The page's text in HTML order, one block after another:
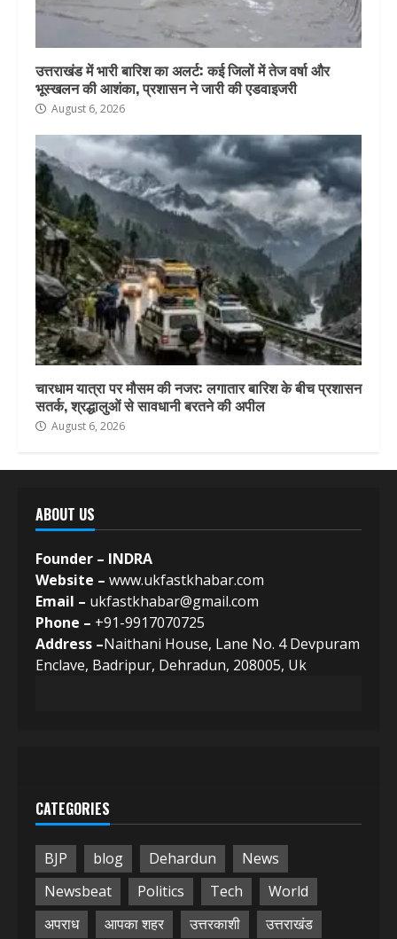
उत्तराखंड में भारी बारिश का अलर्ट: कई जिलों में तेज वर्षा और
भूस्खलन की आशंका, प्रशासन ने जारी की एडवाइजरी
August 6, 2026
चारधाम यात्रा पर मौसम की नजर: लगातार बारिश के बीच प्रशासन
सतर्क, श्रद्धालुओं से सावधानी बरतने की अपील
August 6, 2026
ABOUT US
Founder – INDRA
Website – www.ukfastkhabar.com
Email – ukfastkhabar@gmail.com
Phone – +91-9917070725
Address –Naithani House, Lane No. 4 Devpuram
Enclave, Badripur, Dehradun, 208005, Uk
CATEGORIES
BJP blog Dehardun
News
Newsbeat
Politics Tech
World
अपराध
आपका शहर उत्तरकाशी
उत्तराखंड